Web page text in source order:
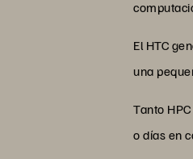
El HTC
una
Tanto
o días en